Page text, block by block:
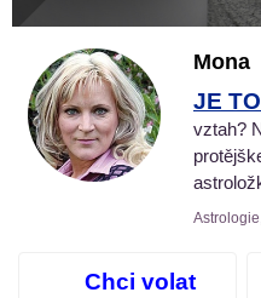
Mona
JE
vztah?
Chci volat